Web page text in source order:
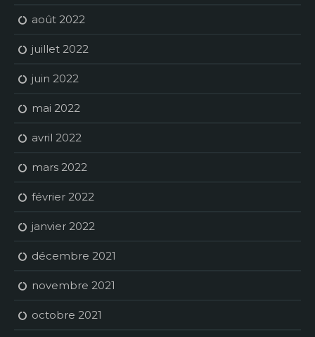
août 2022
juillet 2022
juin 2022
mai 2022
avril 2022
mars 2022
février 2022
janvier 2022
décembre 2021
novembre 2021
octobre 2021